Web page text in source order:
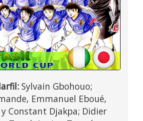
Sylvain Gbohouo;
Emmanuel Eboué,
Constant Djakpa; Didier